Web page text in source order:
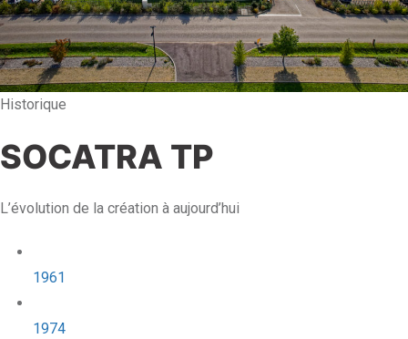
Historique
SOCATRA TP
L’évolution de la création à aujourd’hui
1961
1974